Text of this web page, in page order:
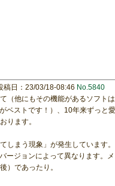
稿日：23/03/18-08:46 No.5840
（他にもその機能があるソフトは
ベストです！）、10年来ずっと愛
ります。
しまう現象」が発生しています。
ージョンによって異なります。メ
）であったり。